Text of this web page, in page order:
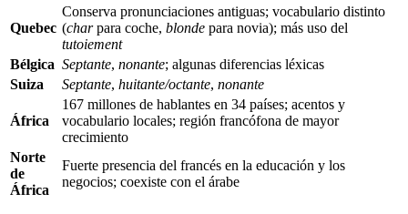
Quebec
Conserva pronunciaciones antiguas; vocabulario distinto
(charpara coche, blonde para novia); más uso del
tutoiement
Bélgica Septante, nonante; algunas diferencias léxicas
Suiza
Septante, huitante/octante, nonante
África
167 millones de hablantes en 34 países; acentos y
vocabulario locales; región francófona de mayor
crecimiento
Norte
de
África
Fuerte presencia del francés en la educación y los
negocios; coexiste con el árabe